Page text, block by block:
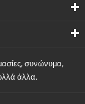
συνώνυμα,
άλλα.